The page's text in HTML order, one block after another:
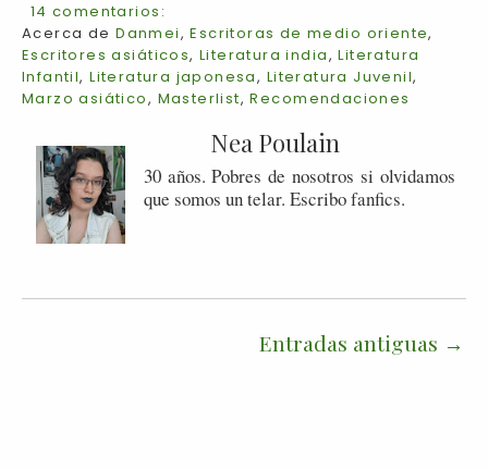
14 comentarios:
Acerca deDanmei,Escritoras de medio oriente,
Escritores asiáticos, Literatura india,Literatura
Infantil,Literatura japonesa, Literatura Juvenil,
Marzo asiático, Masterlist,Recomendaciones
Nea Poulain
30 años. Pobres de nosotros si olvidamos
que somos un telar. Escribo fanfics.
Entradas antiguas